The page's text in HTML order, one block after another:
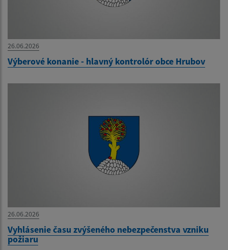
26.06.2026
Výberové konanie - hlavný kontrolór obce Hrubov
26.06.2026
Vyhlásenie času zvýšeného nebezpečenstva vzniku
požiaru